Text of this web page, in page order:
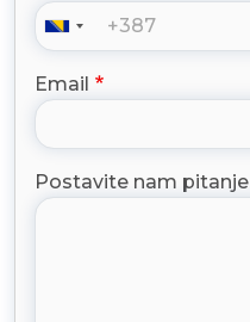
Email
Postavite nam pitanje